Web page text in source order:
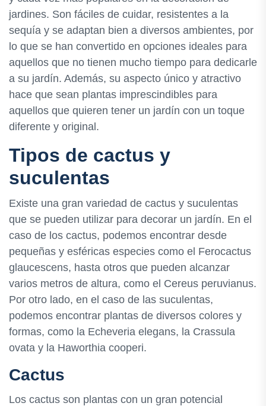
jardines. Son fáciles de cuidar, resistentes a la
sequía y se adaptan bien a diversos ambientes, por
lo que se han convertido en opciones ideales para
aquellos que no tienen mucho tiempo para dedicarle
a su jardín. Además, su aspecto único y atractivo
hace que sean plantas imprescindibles para
aquellos que quieren tener un jardín con un toque
diferente y original.
Tipos de cactus y
suculentas
Existe una gran variedad de cactus y suculentas
que se pueden utilizar para decorar un jardín. En el
caso de los cactus, podemos encontrar desde
pequeñas y esféricas especies como el Ferocactus
glaucescens, hasta otros que pueden alcanzar
varios metros de altura, como el Cereus peruvianus.
Por otro lado, en el caso de las suculentas,
podemos encontrar plantas de diversos colores y
formas, como la Echeveria elegans, la Crassula
ovata y la Haworthia cooperi.
Cactus
Los cactus son plantas con un gran potencial